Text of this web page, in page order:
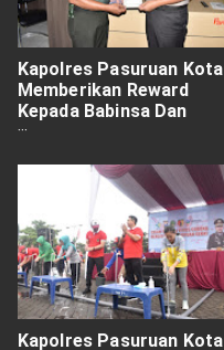
Kapolres Pasuruan Kota
Memberikan Reward
Kepada Babinsa Dan
Bhabinkamtibmas.
Kapolres Pasuruan Kota